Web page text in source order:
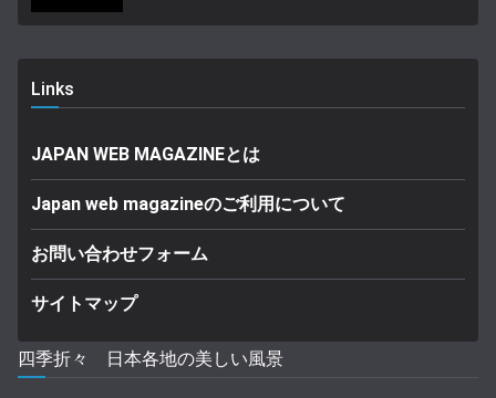
Links
JAPAN WEB MAGAZINEとは
Japan web magazineのご利用について
お問い合わせフォーム
サイトマップ
四季折々 日本各地の美しい風景